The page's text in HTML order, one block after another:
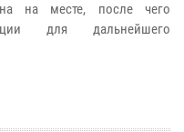
на месте, после чего
для дальнейшего